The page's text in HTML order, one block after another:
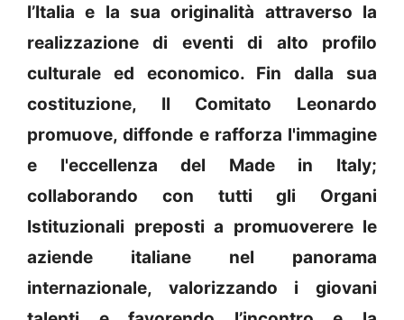
l’Italia e la sua originalità attraverso la
realizzazione di eventi di alto profilo
culturale ed economico. Fin dalla sua
costituzione, Il Comitato Leonardo
promuove, diffonde e rafforza l'immagine
e l'eccellenza del Made in Italy;
collaborando con tutti gli Organi
Istituzionali preposti a promuoverere le
aziende italiane nel panorama
internazionale, valorizzando i giovani